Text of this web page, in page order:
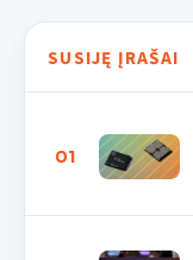
SUSIJĘ ĮRAŠAI
01